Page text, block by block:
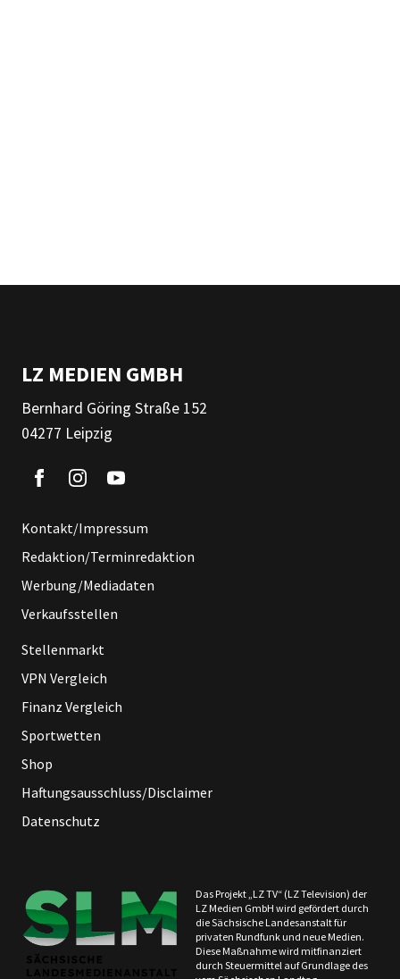
LZ MEDIEN GMBH
Bernhard Göring Straße 152
04277 Leipzig
Kontakt/Impressum
Redaktion/Terminredaktion
Werbung/Mediadaten
Verkaufsstellen
Stellenmarkt
VPN Vergleich
Finanz Vergleich
Sportwetten
Shop
Haftungsausschluss/Disclaimer
Datenschutz
Das Projekt „LZ TV“ (LZ Television) der
LZ Medien GmbH wird gefördert durch
die Sächsische Landesanstalt für
privaten Rundfunk und neue Medien.
Diese Maßnahme wird mitfinanziert
durch Steuermittel auf Grundlage des